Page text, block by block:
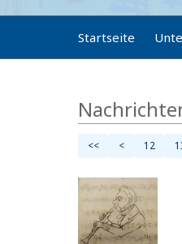
Startseite
<< < 12